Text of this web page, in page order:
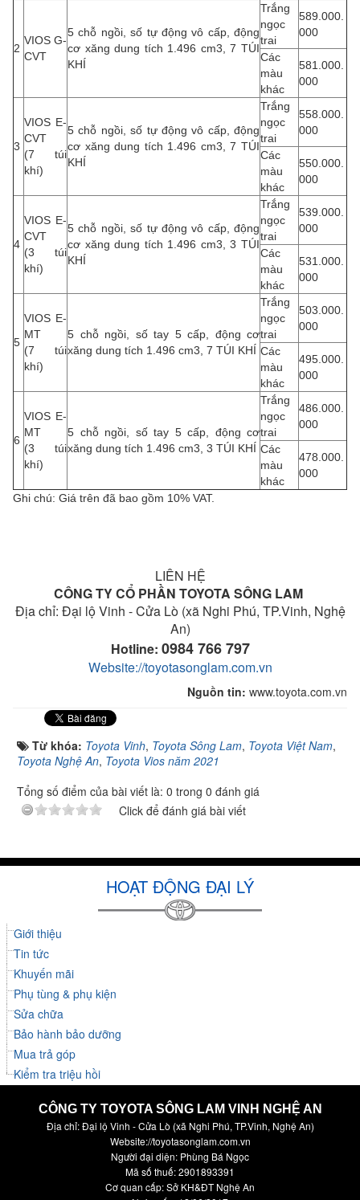
2
VIOS G-
CVT
5 chỗ ngồi, số tự động vô cấp, động
cơ xăng dung tích 1.496 cm3, 7 TÚI
KHÍ
Trắng
ngọc
trai
589.000.
000
Các
màu
khác
581.000.
000
3
VIOS E-
CVT
(7 túi
khí)
5 chỗ ngồi, số tự động vô cấp, động
cơ xăng dung tích 1.496 cm3, 7 TÚI
KHÍ
Trắng
ngọc
trai
558.000.
000
Các
màu
khác
550.000.
000
4
VIOS E-
CVT
(3 túi
khí)
5 chỗ ngồi, số tự động vô cấp, động
cơ xăng dung tích 1.496 cm3, 3 TÚI
KHÍ
Trắng
ngọc
trai
539.000.
000
Các
màu
khác
531.000.
000
5
VIOS E-
MT
(7 túi
khí)
5 chỗ ngồi, số tay 5 cấp, động cơ
xăng dung tích 1.496 cm3, 7 TÚI KHÍ
Trắng
ngọc
trai
503.000.
000
Các
màu
khác
495.000.
000
6
VIOS E-
MT
(3 túi
khí)
5 chỗ ngồi, số tay 5 cấp, động cơ
xăng dung tích 1.496 cm3, 3 TÚI KHÍ
Trắng
ngọc
trai
486.000.
000
Các
màu
khác
478.000.
000
Ghi chú: Giá trên đã bao gồm 10% VAT.
LIÊN HỆ
CÔNG TY CỔ PHẦN TOYOTA SÔNG LAM
Địa chỉ: Đại lộ Vinh - Cửa Lò (xã Nghi Phú, TP.Vinh, Nghệ
An)
Hotline: 0984 766 797
Website://toyotasonglam.com.vn
Nguồn tin: www.toyota.com.vn
Từ khóa: Toyota Vinh, Toyota Sông Lam, Toyota Việt Nam,
Toyota Nghệ An, Toyota Vios năm 2021
Tổng số điểm của bài viết là: 0 trong 0 đánh giá
Click để đánh giá bài viết
HOẠT ĐỘNG ĐẠI LÝ
Giới thiệu
Tin tức
Khuyến mãi
Phụ tùng & phụ kiện
Sửa chữa
Bảo hành bảo dưỡng
Mua trả góp
Kiểm tra triệu hồi
CÔNG TY TOYOTA SÔNG LAM VINH NGHỆ AN
Địa chỉ: Đại lộ Vinh - Cửa Lò (xã Nghi Phú, TP.Vinh, Nghệ An)
Website://toyotasonglam.com.vn
Người đại diện: Phùng Bá Ngọc
Mã số thuế: 2901893391
Cơ quan cấp: Sở KH&ĐT Nghệ An